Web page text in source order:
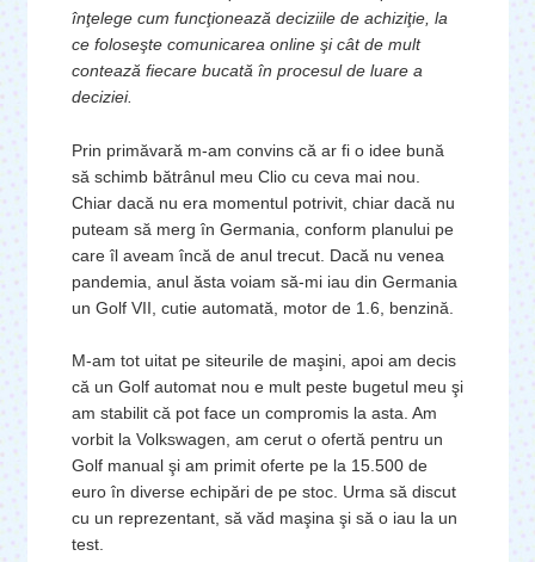
înţelege cum funcţionează deciziile de achiziţie, la
ce foloseşte comunicarea online şi cât de mult
contează fiecare bucată în procesul de luare a
deciziei.
Prin primăvară m-am convins că ar fi o idee bună
să schimb bătrânul meu Clio cu ceva mai nou.
Chiar dacă nu era momentul potrivit, chiar dacă nu
puteam să merg în Germania, conform planului pe
care îl aveam încă de anul trecut. Dacă nu venea
pandemia, anul ăsta voiam să-mi iau din Germania
un Golf VII, cutie automată, motor de 1.6, benzină.
M-am tot uitat pe siteurile de maşini, apoi am decis
că un Golf automat nou e mult peste bugetul meu şi
am stabilit că pot face un compromis la asta. Am
vorbit la Volkswagen, am cerut o ofertă pentru un
Golf manual şi am primit oferte pe la 15.500 de
euro în diverse echipări de pe stoc. Urma să discut
cu un reprezentant, să văd maşina şi să o iau la un
test.